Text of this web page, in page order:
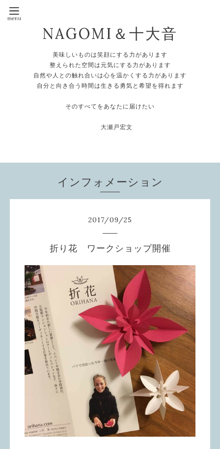
NAGOMI＆十大音
美味しいものは笑顔にする力があります
整えられた空間は元気にする力があります
自然や人との触れ合いは心を温かくする力があります
自分と向き合う時間は生きる勇気と希望を得れます
そのすべてをあなたに届けたい
大瀬戸宏文
インフォメーション
2017/09/25
折り花 ワークショップ開催